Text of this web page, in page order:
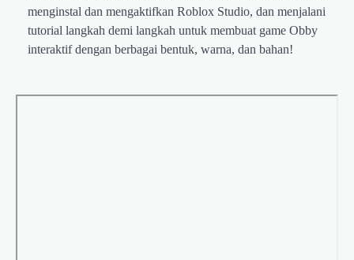
menginstal dan mengaktifkan Roblox Studio, dan menjalani
tutorial langkah demi langkah untuk membuat game Obby
interaktif dengan berbagai bentuk, warna, dan bahan!